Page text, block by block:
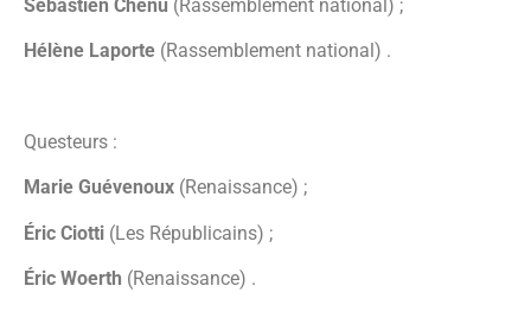
Sébastien Chenu (Rassemblement national) ;
Hélène Laporte (Rassemblement national) .
Questeurs :
Marie Guévenoux (Renaissance) ;
Éric Ciotti (Les Républicains) ;
Éric Woerth (Renaissance) .